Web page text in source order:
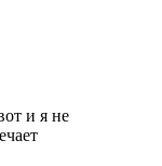
и я не